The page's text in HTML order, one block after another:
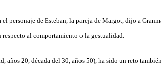
personaje de Esteban, la pareja de Margot, dijo a
al comportamiento o la gestualidad.
años 20, década del 30, años 50), ha sido un reto